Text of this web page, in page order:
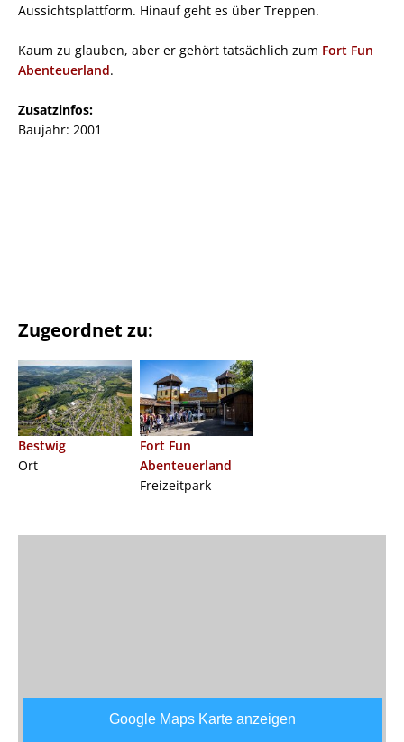
Aussichtsplattform. Hinauf geht es über Treppen.
Kaum zu glauben, aber er gehört tatsächlich zum Fort Fun
Abenteuerland.
Zusatzinfos:
Baujahr: 2001
Zugeordnet zu:
Bestwig
Ort
Fort Fun
Abenteuerland
Freizeitpark
Google Maps Karte anzeigen